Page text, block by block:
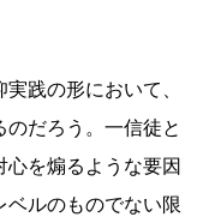
践の形において、
だろう。一信徒と
心を煽るような要因
ベルのものでない限